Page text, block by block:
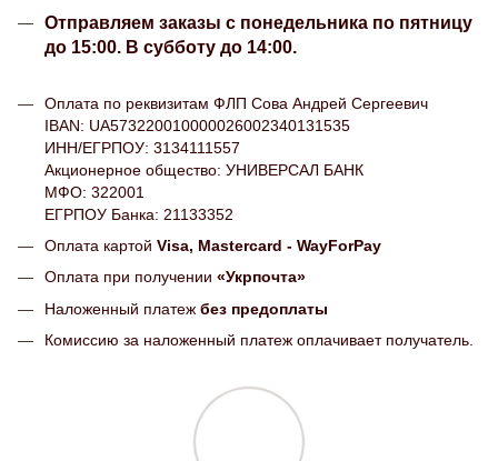
Отправляем заказы с понедельника по пятницу
до 15:00. В субботу до 14:00.
Оплата по реквизитам ФЛП Сова Андрей Сергеевич
IBAN: UA573220010000026002340131535
ИНН/ЕГРПОУ: 3134111557
Акционерное общество: УНИВЕРСАЛ БАНК
МФО: 322001
ЕГРПОУ Банка: 21133352
Оплата картой Visa, Mastercard - WayForPay
Оплата при получении «Укрпочта»
Наложенный платеж без предоплаты
Комиссию за наложенный платеж оплачивает получатель.